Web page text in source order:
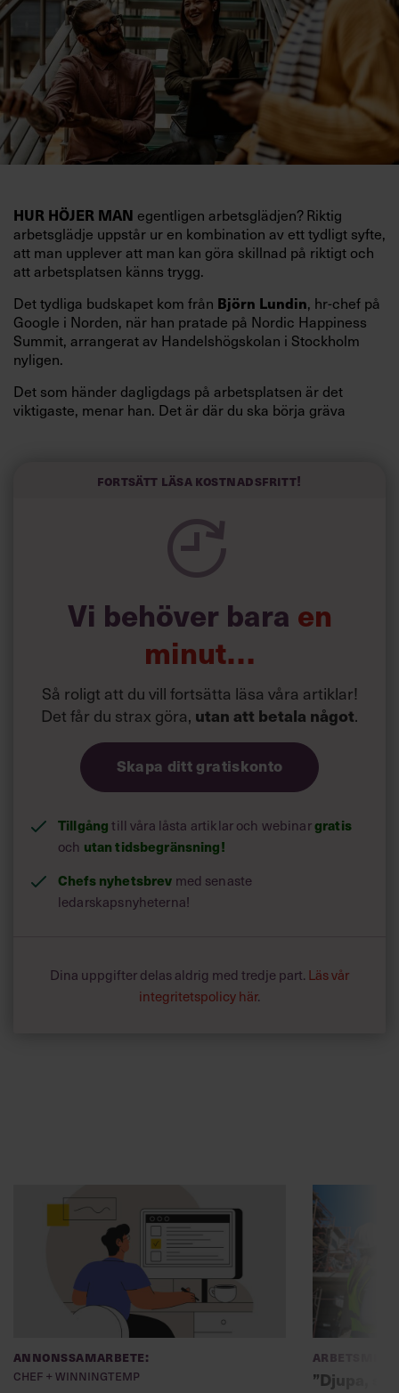
HUR HÖJER MAN egentligen arbetsglädjen? Riktig
arbetsglädje uppstår ur en kombination av ett tydligt syfte,
att man upplever att man kan göra skillnad på riktigt och
att arbetsplatsen känns trygg.
Det tydliga budskapet kom från Björn Lundin, hr-chef på
Google i Norden, när han pratade på Nordic Happiness
Summit, arrangerat av Handelshögskolan i Stockholm
nyligen.
Det som händer dagligdags på arbetsplatsen är det
viktigaste, menar han. Det är där du ska börja gräva
och höjt arbetsglädjen på Google:
Fortsätt läsa kostnadsfritt!
Vi behöver bara en
minut…
Så roligt att du vill fortsätta läsa våra artiklar!
Det får du strax göra, utan att betala något.
Skapa ditt gratiskonto
Tillgångtill våra låsta artiklar och webinargratis
och utan tidsbegränsning!
Chefs nyhetsbrev med senaste
ledarskapsnyheterna!
Dina uppgifter delas aldrig med tredje part. Läs vår
integritetspolicy här.
Annonssamarbete:
Chef + Winningtemp
Delta i Chefbarometern 2026
”Djupa,